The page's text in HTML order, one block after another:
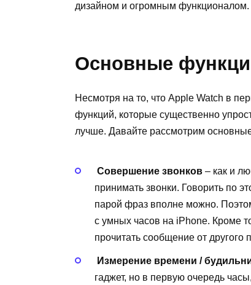
дизайном и огромным функционалом.
Основные
Несмотря на то, что Apple Watch в
функций, которые существенно
лучше. Давайте рассмотрим
Совершение звонков – как и
принимать звонки. Говорить по
парой фраз вполне можно.
с умных часов на iPhone. Кроме
прочитать сообщение от другого
Измерение времени /
гаджет, но в первую очередь